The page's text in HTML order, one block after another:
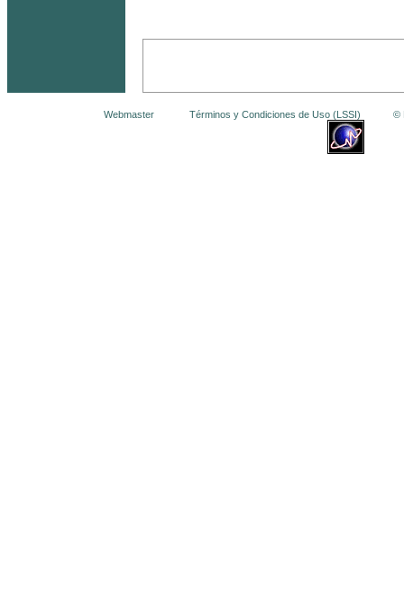
Webmaster Términos y Condiciones de Uso (LSSI) © La